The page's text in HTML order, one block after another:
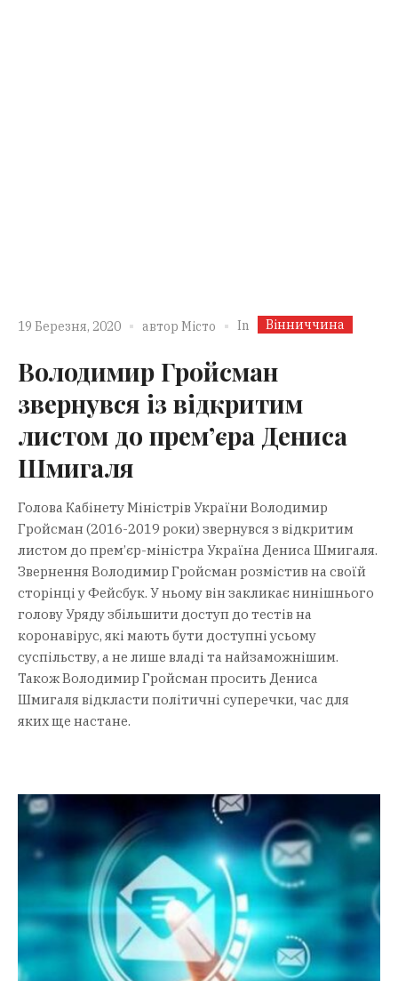
19 Березня, 2020 автор Місто In Вінниччина
Володимир Гройсман
звернувся із відкритим
листом до прем’єра Дениса
Шмигаля
Голова Кабінету Міністрів України Володимир
Гройсман (2016-2019 роки) звернувся з відкритим
листом до прем’єр-міністра Україна Дениса Шмигаля.
Звернення Володимир Гройсман розмістив на своїй
сторінці у Фейсбук. У ньому він закликає нинішнього
голову Уряду збільшити доступ до тестів на
коронавірус, які мають бути доступні усьому
суспільству, а не лише владі та найзаможнішим.
Також Володимир Гройсман просить Дениса
Шмигаля відкласти політичні суперечки, час для
яких ще настане.